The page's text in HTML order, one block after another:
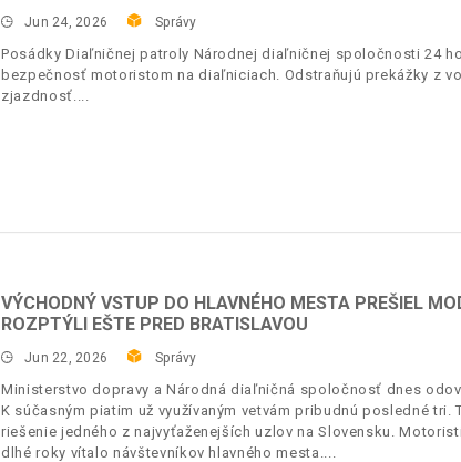
Jun 24, 2026 Správy
Posádky Diaľničnej patroly Národnej diaľničnej spoločnosti 24
bezpečnosť motoristom na diaľniciach. Odstraňujú prekážky z
zjazdnosť.
VÝCHODNÝ VSTUP DO HLAVNÉHO MESTA PREŠIEL
ROZPTÝLI EŠTE PRED BRATISLAVOU
Jun 22, 2026 Správy
Ministerstvo dopravy a Národná diaľničná spoločnosť dnes
K súčasným piatim už využívaným vetvám pribudnú posledné
riešenie jedného z najvyťaženejších uzlov na Slovensku.
dlhé roky vítalo návštevníkov hlavného mesta.